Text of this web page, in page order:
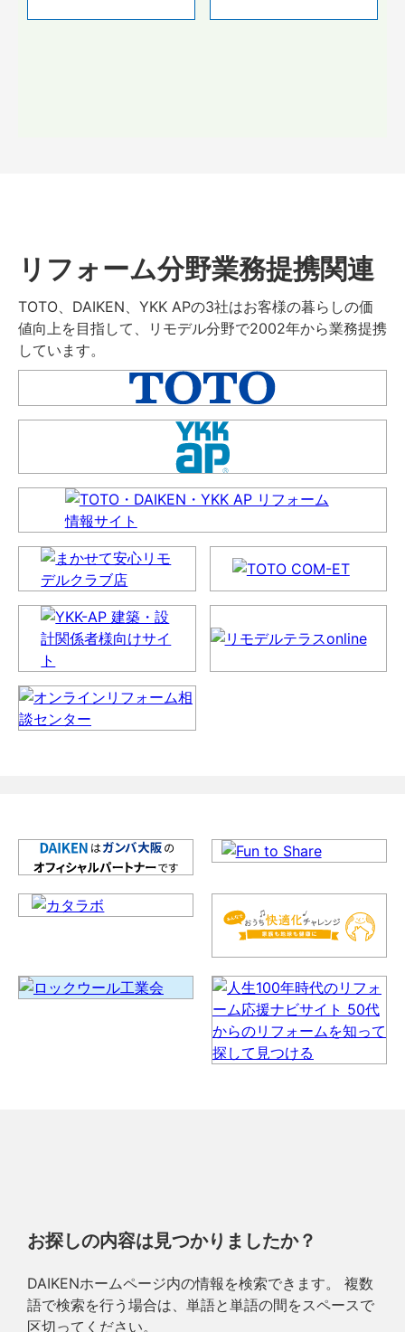
リフォーム分野業務提携関連
TOTO、DAIKEN、YKK APの3社はお客様の暮らしの価
値向上を目指して、リモデル分野で2002年から業務提携
しています。
お探しの内容は見つかりましたか？
DAIKENホームページ内の情報を検索できます。 複数
語で検索を行う場合は、単語と単語の間をスペースで
区切ってください。